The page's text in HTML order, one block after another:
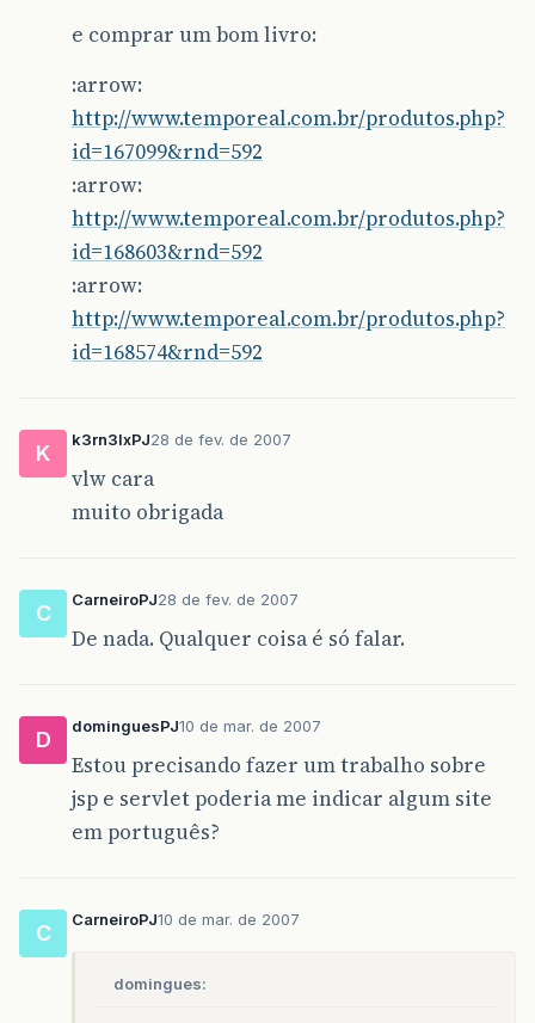
e comprar um bom livro:
:arrow:
http://www.temporeal.com.br/produtos.php?
id=167099&rnd=592
:arrow:
http://www.temporeal.com.br/produtos.php?
id=168603&rnd=592
:arrow:
http://www.temporeal.com.br/produtos.php?
id=168574&rnd=592
K
k3rn3lxPJ28 de fev. de 2007
vlw cara
muito obrigada
C
CarneiroPJ28 de fev. de 2007
De nada. Qualquer coisa é só falar.
D
dominguesPJ10 de mar. de 2007
Estou precisando fazer um trabalho sobre
jsp e servlet poderia me indicar algum site
em português?
C
CarneiroPJ10 de mar. de 2007
domingues: